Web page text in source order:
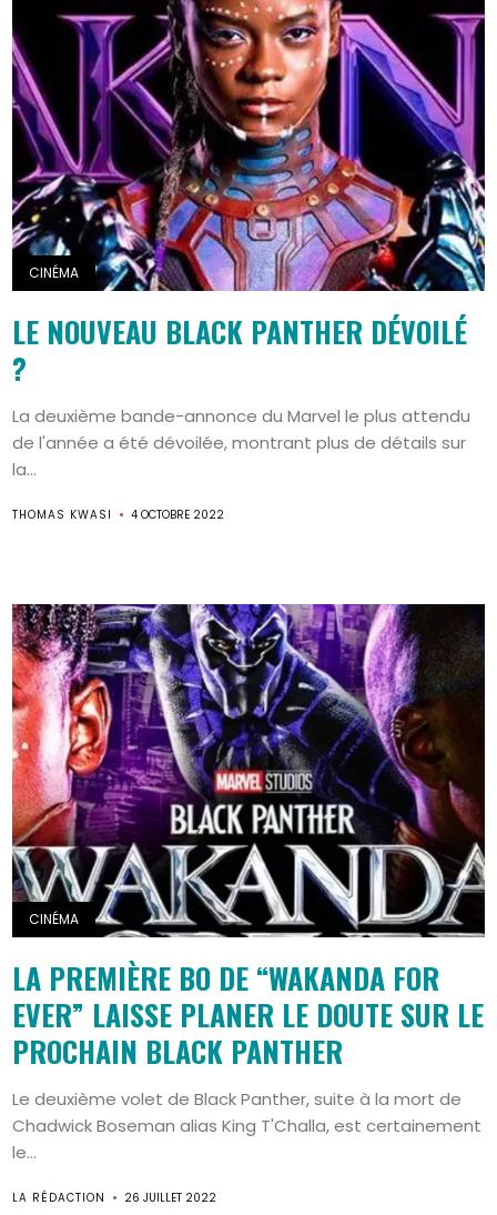
Search
CINÉMA
LE NOUVEAU BLACK PANTHER DÉVOILÉ
?
La deuxième bande-annonce du Marvel le plus attendu
de l'année a été dévoilée, montrant plus de détails sur
la...
THOMAS KWASI 4 OCTOBRE 2022
CINÉMA
LA PREMIÈRE BO DE “WAKANDA FOR
EVER” LAISSE PLANER LE DOUTE SUR LE
PROCHAIN BLACK PANTHER
Le deuxième volet de Black Panther, suite à la mort de
Chadwick Boseman alias King T'Challa, est certainement
le...
LA RÉDACTION 26 JUILLET 2022